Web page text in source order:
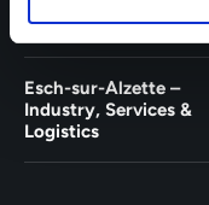
Wiltz
Esch-sur-Alzette –
Industry, Services &
Logistics